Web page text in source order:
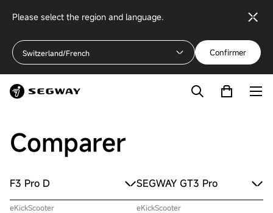
Please select the region and language.
Switzerland/French Confirmer
Comparer
F3 Pro D
eKickScooter
SEGWAY GT3 Pro
eKickScooter